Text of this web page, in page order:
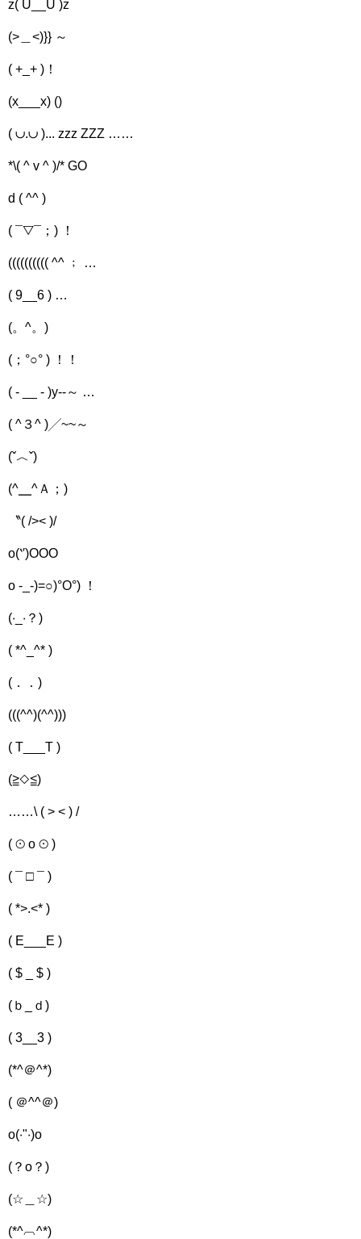
z( U__U )z
(>＿<)}} ～
( +_+ )！
(x___x) ()
( ∪.∪ )... zzz ZZZ ……
*\( ^ v ^ )/* GO
d ( ^^ )
( ¯▽¯；) ！
(((((((((( ^^ ﹔ …
( 9__6 ) …
(。^。)
(；°○° ) ！！
( - __ - )y--～ …
( ^３^ )╱~~～
(ˇ︿ˇ)
(^╴^Ａ；)
〝( />< )/
o(‵′)OOO
o -_-)=○)°O°) ！
(‧_‧？)
( *^_^* )
(．．)
(((^^)(^^)))
( T___T )
(≧◇≦)
……\ ( > < ) /
( ⊙ o ⊙ )
( ¯ □ ¯ )
( *>.<* )
( E___E )
( $ _ $ )
(ｂ_ｄ)
( 3__3 )
(*^＠^*)
( ＠^^＠)
o(‧"‧)o
(？o？)
(☆＿☆)
(*^︹^*)